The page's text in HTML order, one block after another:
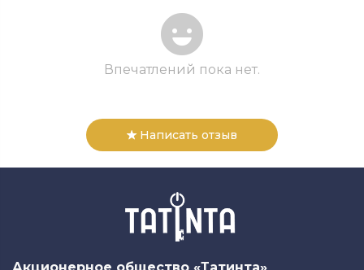
Впечатлений пока нет.
Написать отзыв
Акционерное общество «Татинта»